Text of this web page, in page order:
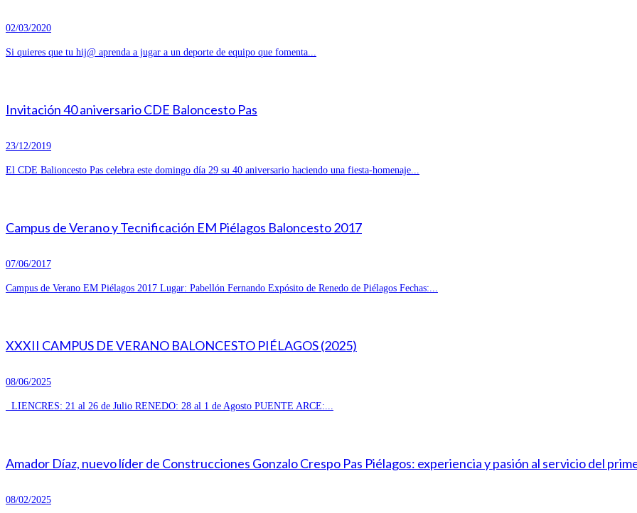
02/03/2020
Si quieres que tu hij@ aprenda a jugar a un deporte de equipo que fomenta...
Invitación 40 aniversario CDE Baloncesto Pas
23/12/2019
El CDE Balioncesto Pas celebra este domingo día 29 su 40 aniversario haciendo una fiesta-homenaje...
Campus de Verano y Tecnificación EM Piélagos Baloncesto 2017
07/06/2017
Campus de Verano EM Piélagos 2017 Lugar: Pabellón Fernando Expósito de Renedo de Piélagos Fechas:...
XXXII CAMPUS DE VERANO BALONCESTO PIÉLAGOS (2025)
08/06/2025
LIENCRES: 21 al 26 de Julio RENEDO: 28 al 1 de Agosto PUENTE ARCE:...
Amador Díaz, nuevo líder de Construcciones Gonzalo Crespo Pas Piélagos: experiencia y pasión al servicio del
08/02/2025